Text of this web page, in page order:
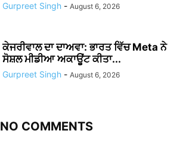
Gurpreet Singh - August 6, 2026
ਕੇਜਰੀਵਾਲ ਦਾ ਦਾਅਵਾ: ਭਾਰਤ ਵਿੱਚ Meta ਨੇ
ਸੋਸ਼ਲ ਮੀਡੀਆ ਅਕਾਊਂਟ ਕੀਤਾ...
Gurpreet Singh - August 6, 2026
NO COMMENTS